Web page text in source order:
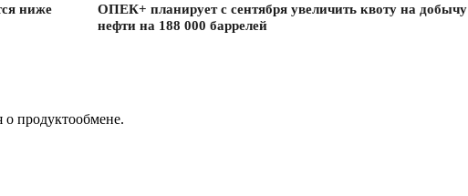
ниже
ОПЕК+ планирует с сентября увеличить квоту на добычу
нефти на 188 000 баррелей
продуктообмене.